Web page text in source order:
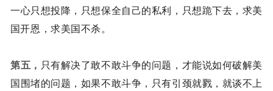
一心只想投降，只想保全自己的私利，只想跪下去，求美
国开恩，求美国不杀。
第五， 只有解决了敢不敢斗争的问题，才能说如何破解美
国围堵的问题，如果不敢斗争，只有引颈就戮，就谈不上